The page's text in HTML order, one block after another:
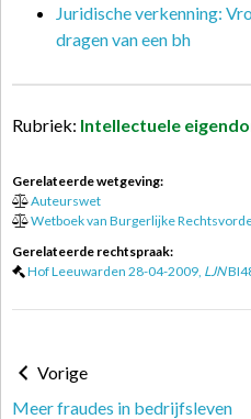
Juridische verkenning:
dragen van een bh
Rubriek: Intellectuele
Gerelateerde wetgeving:
Auteurswet
Wetboek van Burgerlijke
Gerelateerde rechtspraak:
Hof Leeuwarden 28-04-2009, LJN
Vorige
Meer fraudes in bedrijfsleven